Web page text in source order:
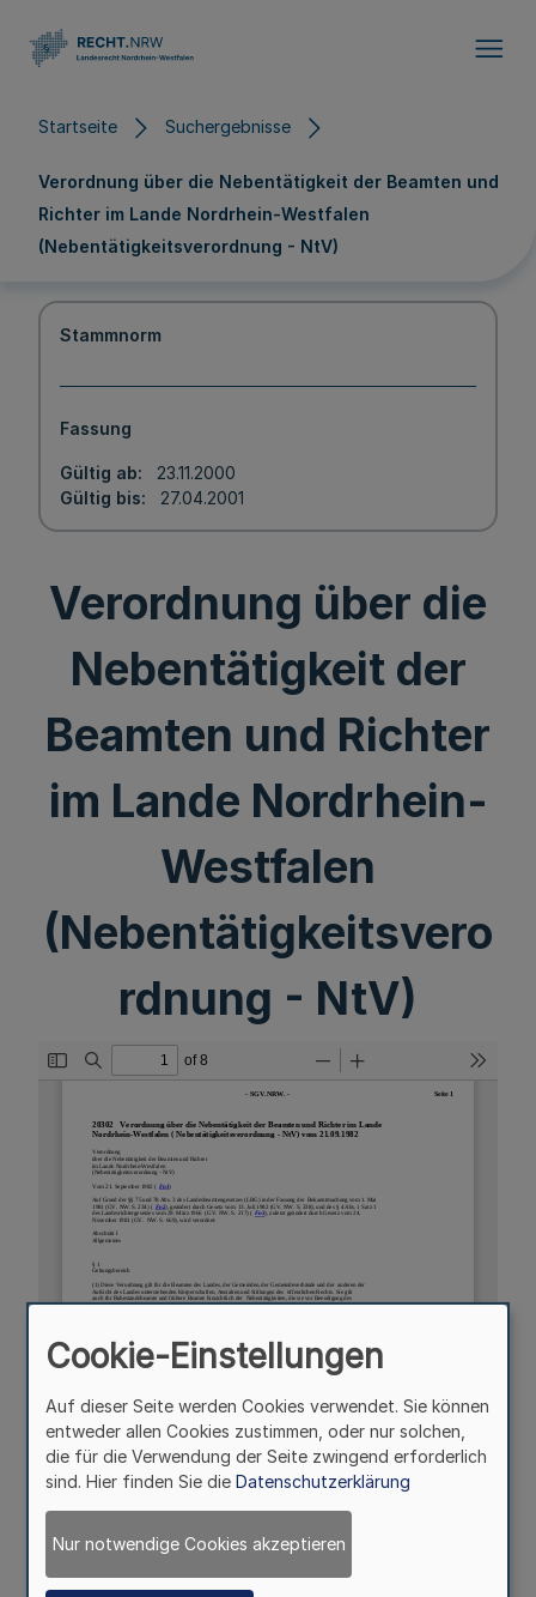
Startseite Suchergebnisse
Verordnung über die Nebentätigkeit der Beamten und
Richter im Lande Nordrhein-Westfalen
(Nebentätigkeitsverordnung - NtV)
Stammnorm
Fassung
Gültig ab
23.11.2000
Gültig bis
27.04.2001
Verordnung über die
Nebentätigkeit der
Beamten und Richter
im Lande Nordrhein-
Westfalen
(Nebentätigkeitsvero
rdnung - NtV)
Cookie-Einstellungen
Auf dieser Seite werden Cookies verwendet. Sie können
entweder allen Cookies zustimmen, oder nur solchen,
die für die Verwendung der Seite zwingend erforderlich
sind. Hier finden Sie die Datenschutzerklärung
Nur notwendige Cookies akzeptieren